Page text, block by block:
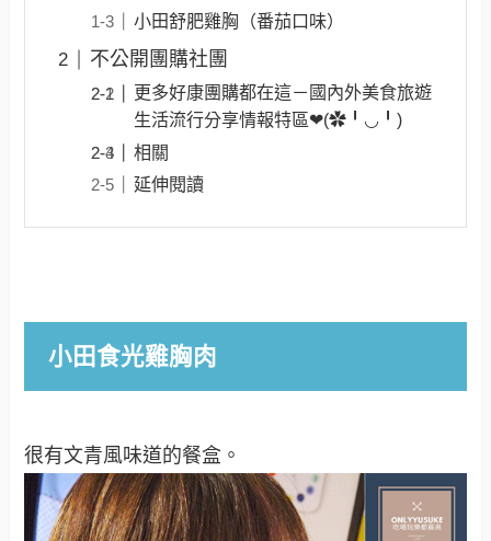
小田舒肥雞胸（番茄口味）
不公開團購社團
更多好康團購都在這－國內外美食旅遊
生活流行分享情報特區❤(✿╹◡╹)
相關
延伸閱讀
小田食光雞胸肉
很有文青風味道的餐盒。